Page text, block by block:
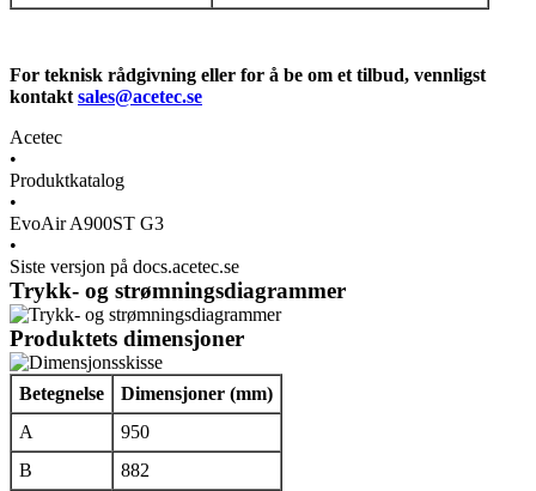
For teknisk rådgivning eller for å be om et tilbud, vennligst
kontakt sales@acetec.se
Acetec
•
Produktkatalog
•
EvoAir A900ST G3
•
Siste versjon på docs.acetec.se
Trykk- og strømningsdiagrammer
Produktets dimensjoner
Betegnelse
Dimensjoner (mm)
A
950
B
882